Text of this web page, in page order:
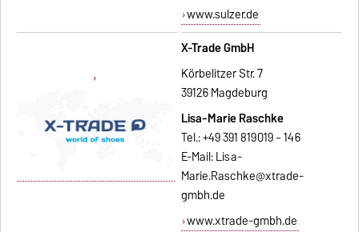
www.sulzer.de
X-Trade GmbH
Körbelitzer Str. 7
39126 Magdeburg
Lisa-Marie Raschke
Tel.: +49 391 819019 – 146
E-Mail:Lisa-
Marie.Raschke@xtrade-
gmbh.de
www.xtrade-gmbh.de